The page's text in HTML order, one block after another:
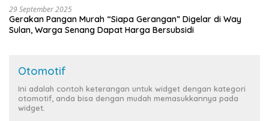
29 September 2025
Gerakan Pangan Murah “Siapa Gerangan” Digelar di Way
Sulan, Warga Senang Dapat Harga Bersubsidi
Otomotif
Ini adalah contoh keterangan untuk widget dengan kategori
otomotif, anda bisa dengan mudah memasukkannya pada
widget.